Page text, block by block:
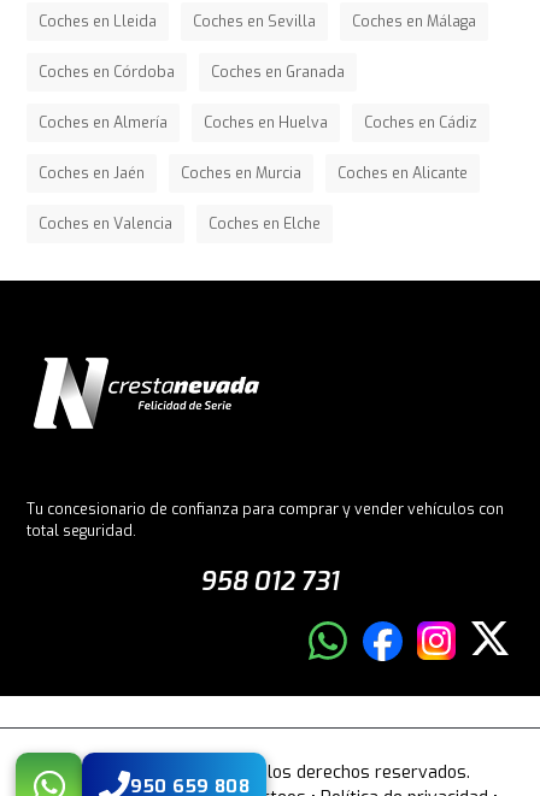
950 659 808
Coches en Lleida Coches en Sevilla Coches en Málaga
Coches en Córdoba Coches en Granada
Coches en Almería Coches en Huelva Coches en Cádiz
Coches en Jaén Coches en Murcia Coches en Alicante
Coches en Valencia Coches en Elche
Tu concesionario de confianza para comprar y vender vehículos con
total seguridad.
958 012 731
© 2026 Crestanevada. Todos los derechos reservados.